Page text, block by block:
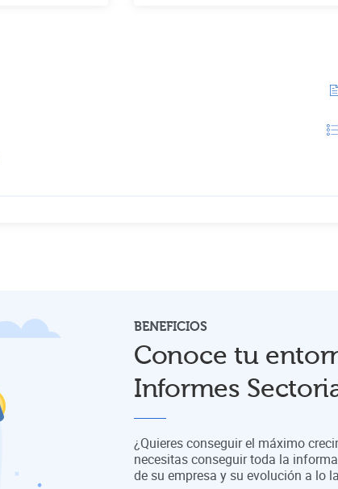
BENEFICIOS
Conoce tu
Informes
¿Quieres conseguir el máximo
necesitas conseguir toda la
de su empresa y su evolución a lo